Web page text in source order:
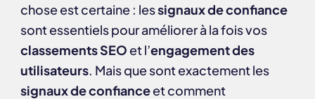
chose est certaine : lessignaux de confiance
sont essentiels pour améliorer à la fois vos
classements SEO et l’engagement des
utilisateurs. Mais que sont exactement les
signaux de confianceet comment